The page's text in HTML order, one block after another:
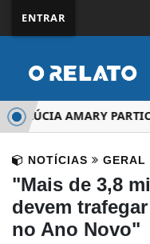
ENTRAR
LÚCIA AMARY
NOTÍCIAS GERAL
"Mais de 3,8
devem
no Ano Novo"